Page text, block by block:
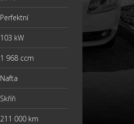
Perfektní
103 kW
1 968 ccm
Nafta
Skříň
211 000 km